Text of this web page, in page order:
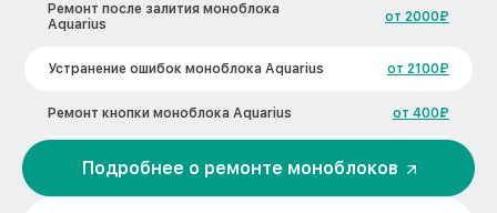
Ремонт после залития моноблока
Aquarius
от 2000₽
Устранение ошибок моноблока Aquarius от 2100₽
Ремонт кнопки моноблока Aquarius от 400₽
Замена операционной системы
моноблока Aquarius
от 500₽
Подробнее о ремонте моноблоков